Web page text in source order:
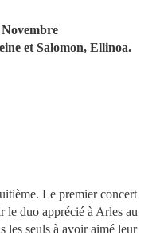
et Salomon, Ellinoa.
Le premier concert
le duo apprécié à Arles au
les seuls à avoir aimé leur